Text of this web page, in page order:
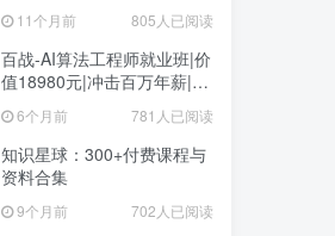
11个月前 805人已阅读
百战-AI算法工程师就业班|价
值18980元|冲击百万年薪|完
结无秘
6个月前 781人已阅读
知识星球：300+付费课程与
资料合集
9个月前 702人已阅读